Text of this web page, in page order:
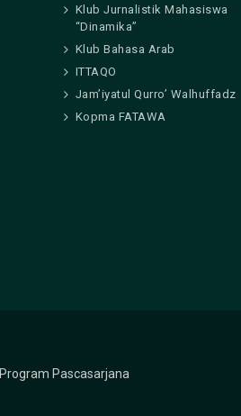
Klub Jurnalistik Mahasiswa
“Dinamika”
Klub Bahasa Arab
ITTAQO
Jam’iyatul Qurro’ Walhuffadz
Kopma FATAWA
Program Pascasarjana